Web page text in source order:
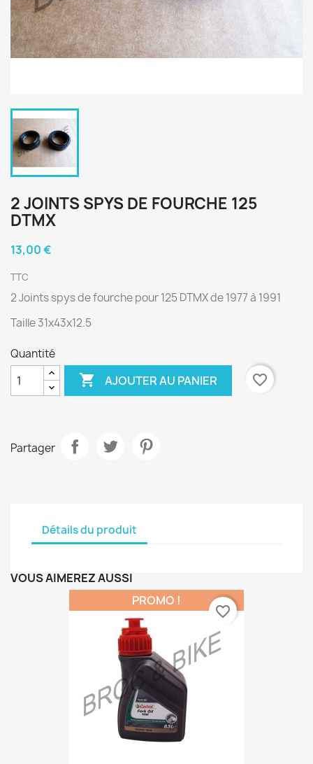
2 JOINTS SPYS DE FOURCHE 125
DTMX
13,00 €
TTC
2 Joints spys de fourche pour 125 DTMX de 1977 à 1991
Taille 31x43x12.5
Quantité
 AJOUTER AU PANIER favorite_border
Partager
Détails du produit
VOUS AIMEREZ AUSSI
PROMO !
favorite_border